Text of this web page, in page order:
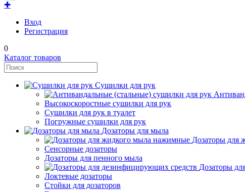
✚
Вход
Регистрация
0
Каталог товаров
Сушилки для рук
Высокоскоростные сушилки для рук
Сушилки для рук в туалет
Погружные сушилки для рук
Дозаторы для мыла
Дозаторы для
Сенсорные дозаторы
Дозаторы для пенного мыла
Дозаторы
Локтевые дозаторы
Стойки для дозаторов